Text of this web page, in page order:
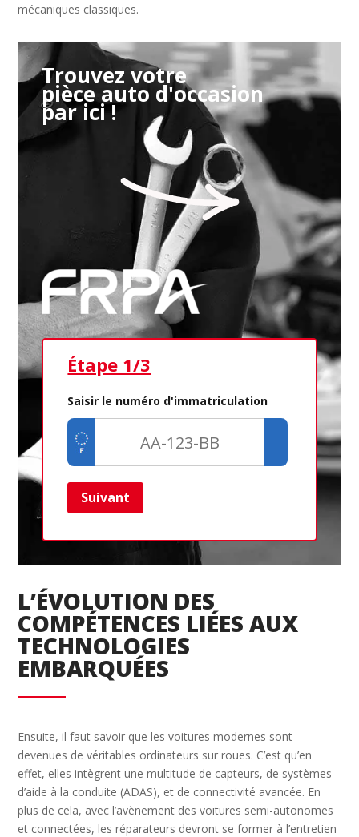
mécaniques classiques.
Trouvez votre
pièce auto d'occasion
par ici !
Étape 1/3
Saisir le numéro d'immatriculation
Suivant
L’ÉVOLUTION DES
COMPÉTENCES LIÉES AUX
TECHNOLOGIES
EMBARQUÉES
Ensuite, il faut savoir que les voitures modernes sont
devenues de véritables ordinateurs sur roues. C’est qu’en
effet, elles intègrent une multitude de capteurs, de systèmes
d’aide à la conduite (ADAS), et de connectivité avancée. En
plus de cela, avec l’avènement des voitures semi-autonomes
et connectées, les réparateurs devront se former à l’entretien